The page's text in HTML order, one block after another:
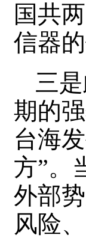
国共
信器的
三
期的
台海
方”。
外部
风险